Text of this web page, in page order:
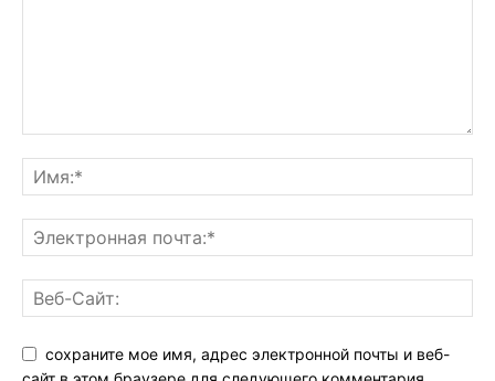
сохраните мое имя, адрес электронной почты и веб-